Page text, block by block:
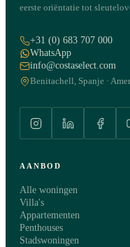
TELEFOON
Algemene informatie
Bezichtiging plannen
Kennismaken met
BERICHT
eerste oriëntatie tot
+31 (0) 683 707 000
WhatsApp
info@costaselect.com
Benitachell, Spanje ·
AANBOD
Alle woningen
Villa's
Appartementen
Penthouses
Stadswoningen